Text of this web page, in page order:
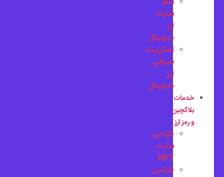
سایت
ارز
دیجیتال
اسکریپت
صرافی
ارز
دیجیتال
خدمات
بلاکچین
و رمز ارز
طراحی
سایت
NFT
طراحی